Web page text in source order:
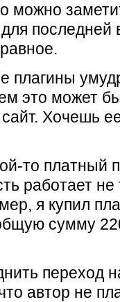
можно
последней
плагины
это может
сайт. Хочешь
то платный
работает не
я купил
сумму
переход
автор не